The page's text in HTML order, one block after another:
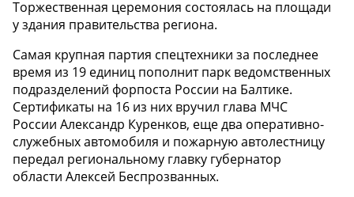
Торжественная церемония состоялась на площади
у здания правительства региона.
Самая крупная партия спецтехники за последнее
время из 19 единиц пополнит парк ведомственных
подразделений форпоста России на Балтике.
Сертификаты на 16 из них вручил глава МЧС
России Александр Куренков, еще два оперативно-
служебных автомобиля и пожарную автолестницу
передал региональному главку губернатор
области Алексей Беспрозванных.